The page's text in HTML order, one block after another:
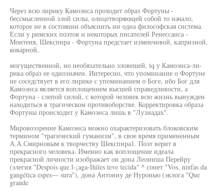
Через всю лирику Камоэнса проходит образ Фортуны -
бессмысленной злой силы, олицетворяющей собой то начало,
которое не в состоянии объяснить ни одна философская система.
Если у римских поэтов и некоторых писателей Ренессанса -
Монтеня, Шекспира - Фортуна предстает изменчивой, капризной,
коварной,
могущественной, но необязательно эловешей, tq у Камоэнса-ли-
рика образ ее однозначен. Интересно, что упоминание о Фортуне
не соседствует в его лирике с упоминанием о Боге, ибо Бог для
Камоэнса является воплощением высшей справедливости, а
Фортуна - слепой силой, с которой человек всю жизнь вынужден
находиться в трагическом противоборстве. Корректировка образа
Фортуны происходит у Камоэнса лишь в "Лузиадах".
Мировоэзрение Камоэнса можно охарактеризовать блоковским
термином "трагический гуманизм", в свое время примененным
А.А.Смирновым к творчеству Шекспира1. Поэт верит в
прекрасного человека. Именно как воплощение идеала
прекрасной личности изображает он дона Леониша Перейру
(элегия "Despois que l-¡aga-Ihïïes teve tecida" ^ сонет "Vos, ninfas da
gangética espes— sura"), дона Антониу де Нуронью (эклога "Que
grande